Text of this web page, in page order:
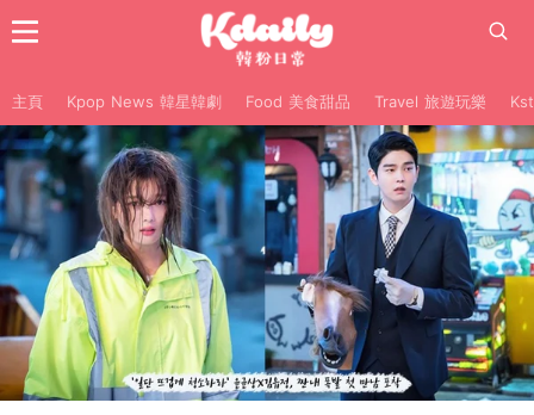
主頁 Kpop News 韓星韓劇 Food 美食甜品 Travel 旅遊玩樂